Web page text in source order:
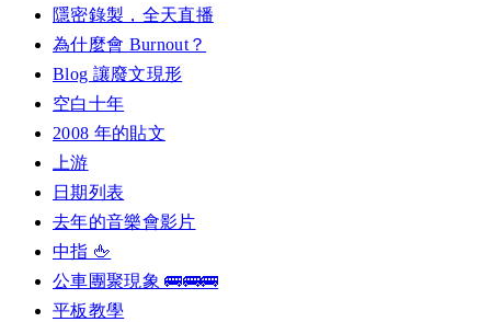
隱密錄製，全天直播
為什麼會 Burnout？
Blog 讓廢文現形
空白十年
2008 年的貼文
上游
日期列表
去年的音樂會影片
中指 🖕
公車團聚現象 🚌🚌🚌
平板教學